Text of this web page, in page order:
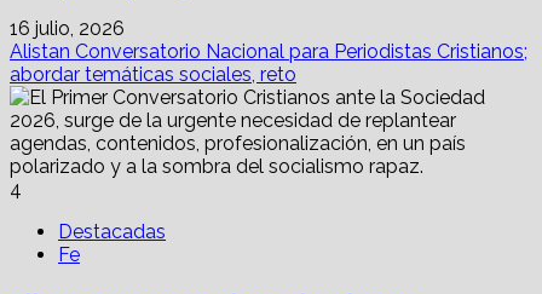
16 julio, 2026
Alistan Conversatorio Nacional para Periodistas Cristianos;
abordar temáticas sociales, reto
4
Destacadas
Fe